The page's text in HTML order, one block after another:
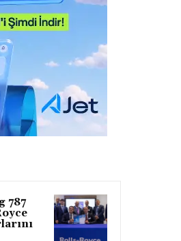
787